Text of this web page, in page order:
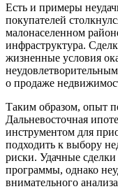
Есть и примеры
покупателей
малонаселенном
инфраструктура.
жизненные условия
о продаже
Таким образом, опыт
Дальневосточная
инструментом для
подходить к выбору
риски. Удачные
программы, однако
внимательного